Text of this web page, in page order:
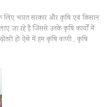
भारत सरकार और कृषि एवं किसान
जा रहे है जिससे उनके कृषि कार्यों में
हो ऐसे में हम कृषि वाणी , कृषि